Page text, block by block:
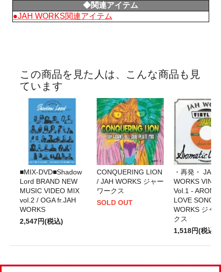
◆関連アイテム
●JAH WORKS関連アイテム
この商品を見た人は、こんな商品も見
ています
■MIX-DVD■Shadow
Lord BRAND NEW
MUSIC VIDEO MIX
vol.2 / OGA fr.JAH
WORKS
2,547円(税込)
CONQUERING LION
/ JAH WORKS ジャー
ワークス
SOLD OUT
・再発・ JAH
WORKS
Vol.1 -
LOVE SONGS
WORKS ジャ
クス
1,518円(税込)